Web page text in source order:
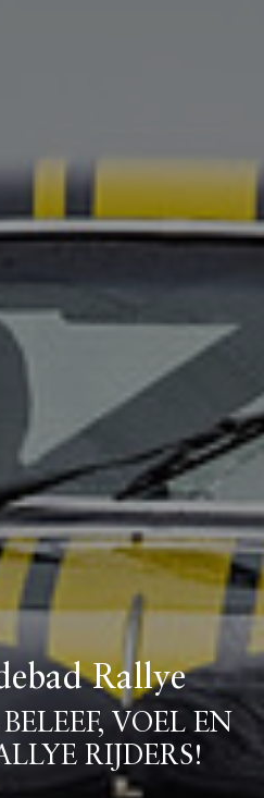
Rallye
VOEL EN
RIJDERS!